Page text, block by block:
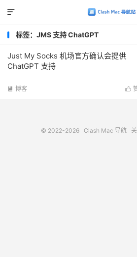

标签：JMS 支持 ChatGPT
Just My Socks 机场官方确认会提供
ChatGPT 支持

 博客
© 2022-2026 Clash Mac 导航